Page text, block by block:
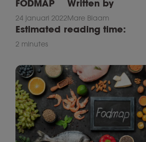
FODMAP
24 januari 2022
Written by
Mare Blaam
Estimated reading time:
2 minutes